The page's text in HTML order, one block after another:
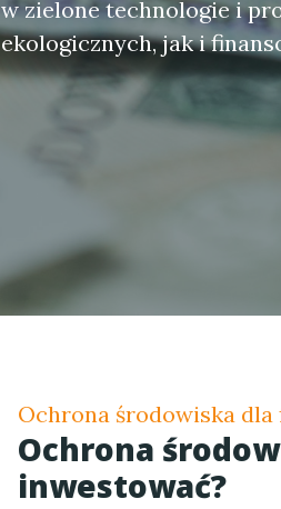
w zielone technologie i
ekologicznych, jak i
Ochrona środowiska dla
Ochrona
inwestować?